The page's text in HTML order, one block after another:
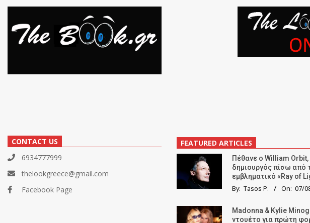
CONTACT US
6934777999
thelookgreece@gmail.com
Facebook Page
FEATURED ARTICLES
Πέθανε ο William Orbit,
δημιουργός πίσω από
εμβληματικό «Ray of
By: Tasos P. On: 07/
Madonna & Kylie
ντουέτο για πρώτη